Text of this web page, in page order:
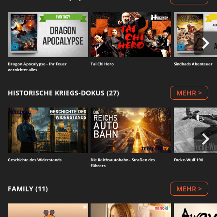
Dragon Apocalypse - Ihr Feuer
vernichtet alles
Tai Chi Hero Sindbads Abenteuer
HISTORISCHE KRIEGS-DOKUS (27) MEHR >
Geschichte des Widerstands
Die Reichsautobahn - Straßen des
Führers
Focke-Wulf 190
FAMILY (11) MEHR >